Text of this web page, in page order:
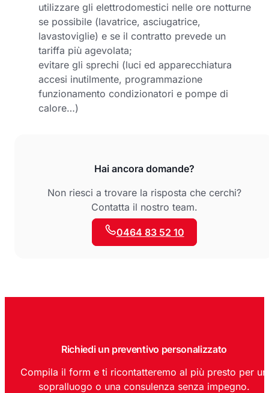
utilizzare gli elettrodomestici nelle ore notturne
se possibile (lavatrice, asciugatrice,
lavastoviglie) e se il contratto prevede un
tariffa più agevolata;
evitare gli sprechi (luci ed apparecchiatura
accesi inutilmente, programmazione
funzionamento condizionatori e pompe di
calore…)
Hai ancora domande?
Non riesci a trovare la risposta che cerchi?
Contatta il nostro team.
0464 83 52 10
Richiedi un preventivo personalizzato
Compila il form e ti ricontatteremo al più presto per un
sopralluogo o una consulenza senza impegno.